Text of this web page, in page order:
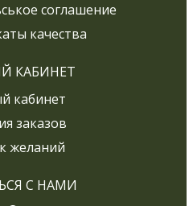
соглашение
качества
КАБИНЕТ
кабинет
заказов
желаний
С НАМИ